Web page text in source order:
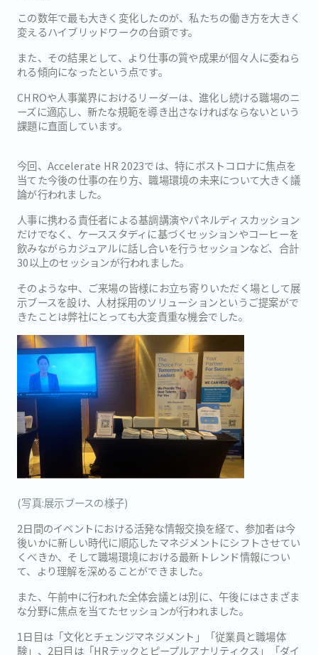
この数年で最も大きく変化したのが、私たちの働き方を大きく
変えるハイブリッドワークの台頭です。
また、その結果として、より仕事の質や成果が個々人に委ねら
れる傾向になったという点です。
CHROや人事業界におけるリーダーは、進化し続ける職場のニ
ーズに適応し、新たな規範を導き出さなければならないという
課題に直面しています。
今回、Accelerate HR 2023では、特にポストコロナに焦点を
当てた今後の仕事の在り方、職場環境の未来について大きく議
論が行われました。
人事に携わる責任者による基調講演やパネルディスカッション
だけでなく、ケーススタディに基づくセッションやコーヒーを
飲みながらカジュアルに話し合いを行うセッションなど、合計
30以上のセッションが行われました。
そのような中、ご来場の皆様にお立ち寄りいただく場として展
示ブースを設け、人材採用のソリューションというご提案がで
きたことは弊社にとっても大変貴重な機会でした。
(写真:展示ブースの様子)
2日間のイベントにおける活発な情報交換を経て、参加者は今
後いかに新しい時代に順応したマネジメントにシフトさせてい
くべきか、そして職場環境における最新トレンド情報につい
て、より理解を深めることができました。
また、午前中に行われた全体会議とは別に、午後にはさまざま
な分野に焦点を当てたセッションが行われました。
1日目は「文化とチェンジマネジメント」「従業員と職場体
験」、2日目は「HRテックとピープルアナリティクス」「ダイ